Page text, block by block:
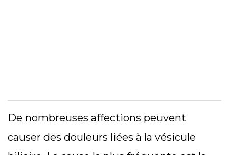
De nombreuses affections peuvent
causer des douleurs liées à la vésicule